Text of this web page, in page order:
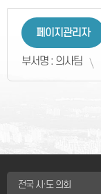
페이지관리자
부서명 : 의사팀
전국 시·도 의회